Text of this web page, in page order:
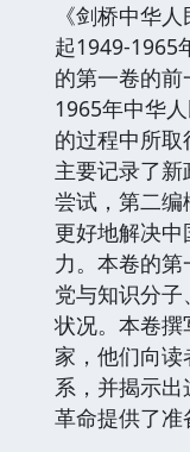
《剑桥中华
起1949-1965
的第一卷的
1965年中华
的过程中所
主要记录了
尝试，第二
更好地解决
力。本卷的第
党与知识分
状况。本卷
家，他们向
系，并揭示
革命提供了准